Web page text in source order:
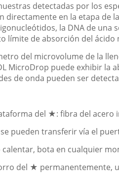
detectadas por los
directamente en la etapa de
la DNA de una
límite de absorción del
del microvolume de la
MicroDrop puede exhibir la
de onda pueden ser
del ★: fibra del acero
pueden transferir vía el
bota en cualquier
del ★ permanentemente,